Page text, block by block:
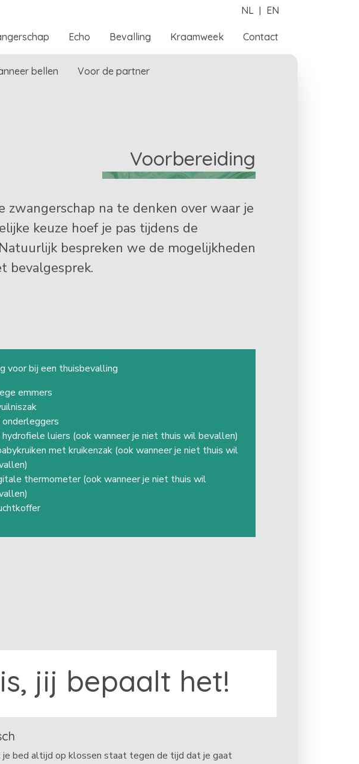
NL | EN
Echo Bevalling Kraamweek Contact
bellen Voor de partner
Voorbereiding
zwangerschap na te denken over waar je
keuze hoef je pas tijdens de
bespreken we de mogelijkheden
bevalgesprek.
voor bij een thuisbevalling
emmers
onderleggers
hydrofiele luiers (ook wanneer je niet thuis wil bevallen)
met kruikenzak (ook wanneer je niet thuis wil
thermometer (ook wanneer je niet thuis wil
jij bepaalt het!
je bed altijd op klossen staat tegen de tijd dat je gaat